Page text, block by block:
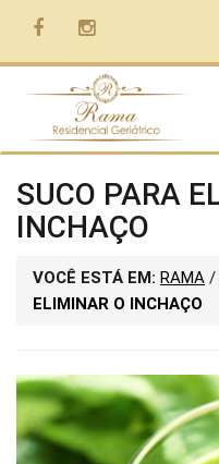
SUCO PARA
INCHAÇO
VOCÊ ESTÁ EM: RAMA /
ELIMINAR O INCHAÇO